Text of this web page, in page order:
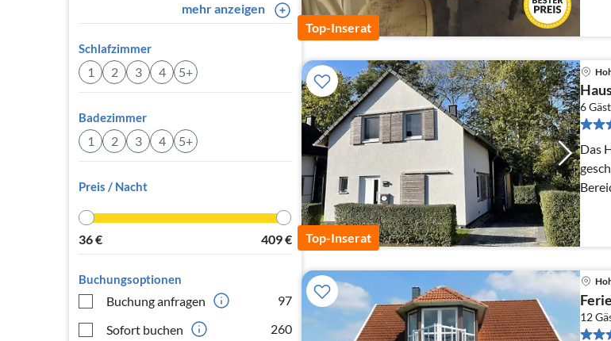
mehr anzeigen
Schlafzimmer
1 2 3 4 5+
Badezimmer
1 2 3 4 5+
Preis / Nacht
36€ 409€
Buchungsoptionen
Buchung anfragen
97
Sofort buchen
260
Top-Inserat
Top-Inserat
6
Das
sind
12